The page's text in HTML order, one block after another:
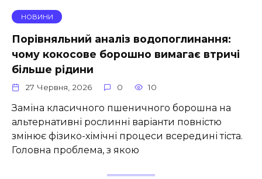
НОВИНИ
Порівняльний аналіз водопоглинання:
чому кокосове борошно вимагає втричі
більше рідини
27 Червня, 2026 0 10
Заміна класичного пшеничного борошна на
альтернативні рослинні варіанти повністю
змінює фізико-хімічні процеси всередині тіста.
Головна проблема, з якою